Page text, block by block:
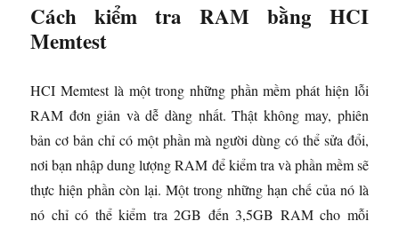
Cách kiểm tra RAM bằng HCI
Memtest
HCI Memtest là một trong những phần mềm phát hiện lỗi
RAM đơn giản và dễ dàng nhất. Thật không may, phiên
bản cơ bản chỉ có một phần mà người dùng có thể sửa đổi,
nơi bạn nhập dung lượng RAM để kiểm tra và phần mềm sẽ
thực hiện phần còn lại. Một trong những hạn chế của nó là
nó chỉ có thể kiểm tra 2GB đến 3,5GB RAM cho mỗi